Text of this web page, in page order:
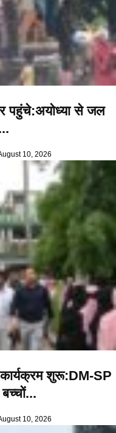
पहुंचे:अयोध्या से जल
10, 2026
कार्यक्रम शुरू:DM-SP
10, 2026